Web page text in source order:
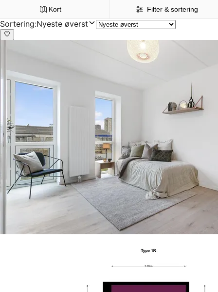
Kort Filter & sortering
Sortering:Nyeste øverst